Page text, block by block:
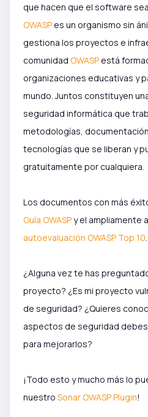
que hacen que el software
OWASP es un organismo sin
gestiona los proyectos e
comunidad OWASP está
organizaciones educativas y
mundo. Juntos constituyen
seguridad informática que
metodologías,
tecnologías que se liberan y
gratuitamente por cualquiera.
Los documentos con más
Guía OWASPy el ampliamente
autoevaluación OWASP Top 10.
¿Alguna vez te has
proyecto? ¿Es mi proyecto
de seguridad? ¿Quieres
aspectos de seguridad
para mejorarlos?
¡Todo esto y mucho más lo
nuestro Sonar OWASP Plugin!